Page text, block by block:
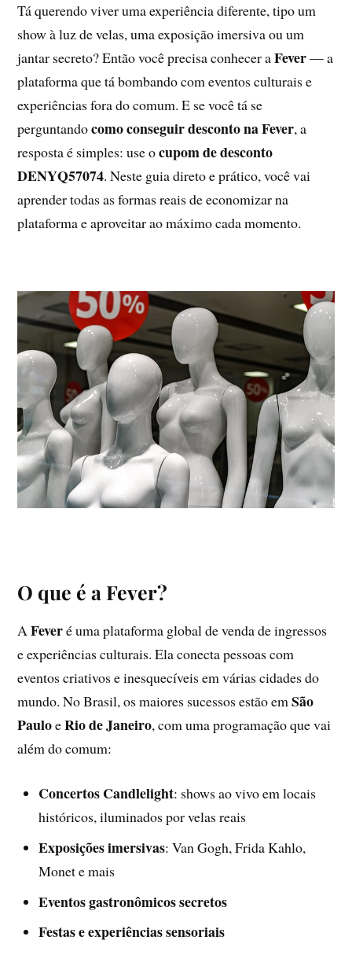
Tá querendo viver uma experiência diferente, tipo um
show à luz de velas, uma exposição imersiva ou um
jantar secreto? Então você precisa conhecer aFever— a
plataforma que tá bombando com eventos culturais e
experiências fora do comum. E se você tá se
perguntandocomo conseguir desconto na Fever, a
resposta é simples: use ocupom de desconto
DENYQ57074. Neste guia direto e prático, você vai
aprender todas as formas reais de economizar na
plataforma e aproveitar ao máximo cada momento.
O que é a Fever?
AFeveré uma plataforma global de venda de ingressos
e experiências culturais. Ela conecta pessoas com
eventos criativos e inesquecíveis em várias cidades do
mundo. No Brasil, os maiores sucessos estão emSão
PauloeRio de Janeiro, com uma programação que vai
além do comum:
Concertos Candlelight: shows ao vivo em locais
históricos, iluminados por velas reais
Exposições imersivas: Van Gogh, Frida Kahlo,
Monet e mais
Eventos gastronômicos secretos
Festas e experiências sensoriais